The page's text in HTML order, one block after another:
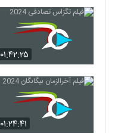
۰۱:۴۲:۲۵
۰۱:۲۴:۴۱